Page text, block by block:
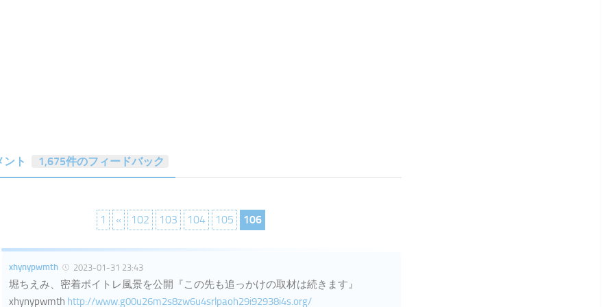
ント 1,675件のフィードバック
1 « 102 103 104 105 106
xhynypwmth 2023-01-31 23:43
堀ちえみ、密着ボイトレ風景を公開『この先も追っかけの取材は続きます』
xhynypwmth http://www.g00u26m2s8zw6u4srlpaoh29i92938i4s.org/